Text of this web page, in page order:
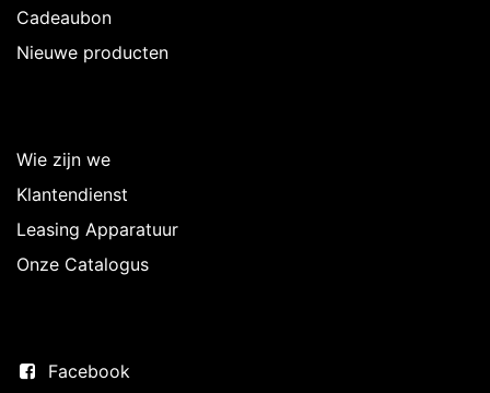
Cadeaubon
Nieuwe producten
Wie zijn we
Klantendienst
Leasing Apparatuur
Onze Catalogus
Facebook